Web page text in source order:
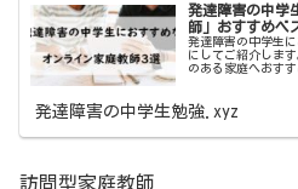
発達障害の中学
師」おすすめベ
発達障害の中学生
にしてご紹介しま
のある家庭へおす
発達障害の中学生勉強.xyz
訪問型家庭教師